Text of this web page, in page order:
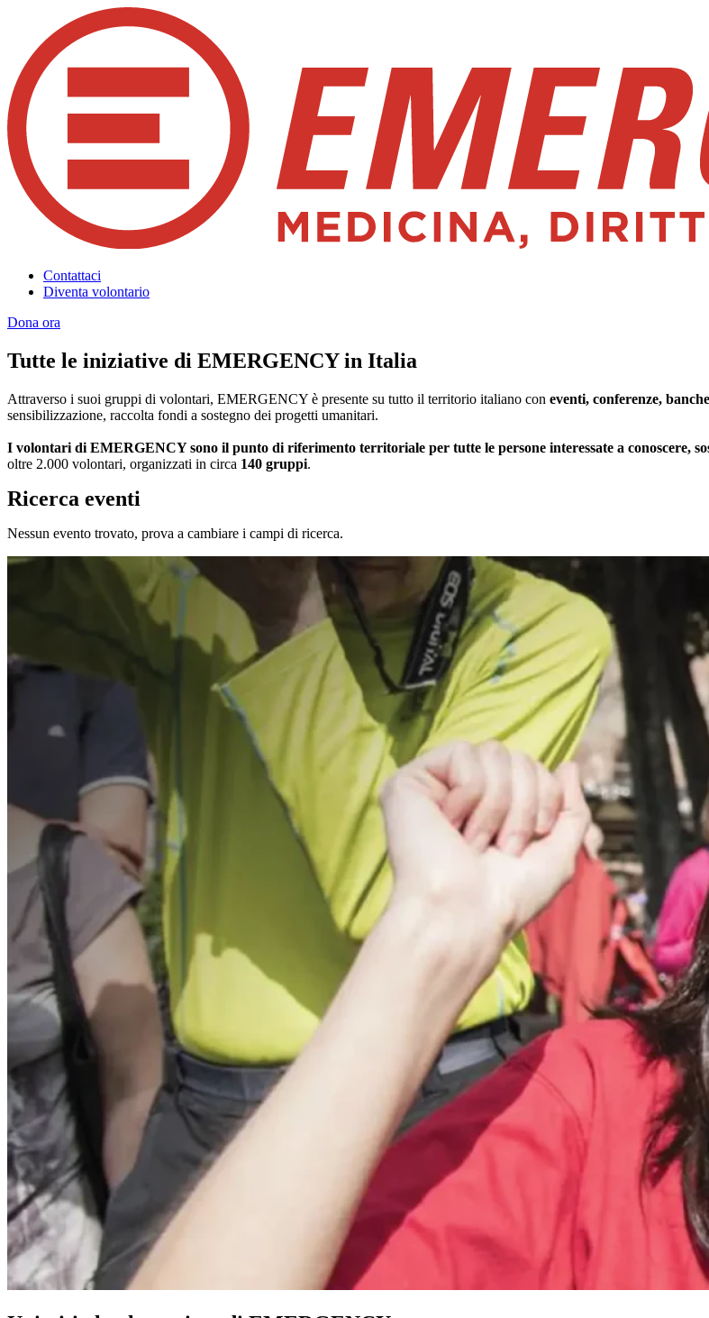
Contattaci
Diventa volontario
Dona ora
Tutte le iniziative di EMERGENCY in Italia
Attraverso i suoi gruppi di volontari, EMERGENCY è presente su tutto il territorio italiano con eventi, conferenze,
sensibilizzazione, raccolta fondi a sostegno dei progetti umanitari.
I volontari di EMERGENCY sono il punto di riferimento territoriale per tutte le persone interessate a conoscere,
oltre 2.000 volontari, organizzati in circa 140 gruppi.
Ricerca eventi
Nessun evento trovato, prova a cambiare i campi di ricerca.